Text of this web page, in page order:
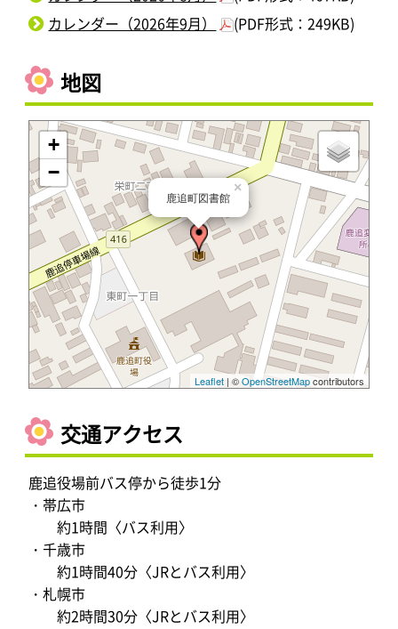
カレンダー（2026年9月）
(PDF形式：249KB)
地図
鹿追町図書館
×
+
−
Leaflet| ©OpenStreetMapcontributors
交通アクセス
鹿追役場前バス停から徒歩1分
・帯広市
約1時間〈バス利用〉
・千歳市
約1時間40分〈JRとバス利用〉
・札幌市
約2時間30分〈JRとバス利用〉